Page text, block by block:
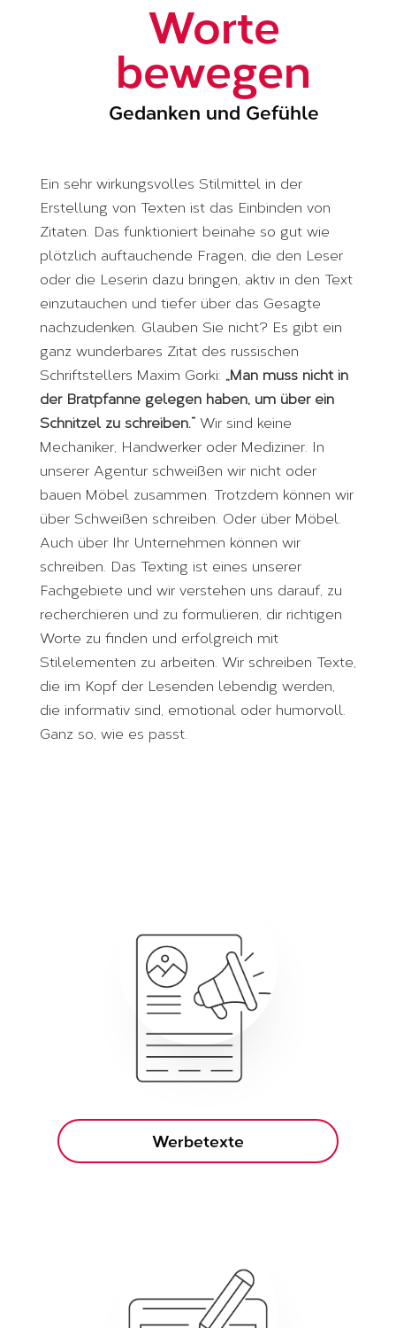
Worte
bewegen
Gedanken und Gefühle
Ein sehr wirkungsvolles Stilmittel in der
Erstellung von Texten ist das Einbinden von
Zitaten. Das funktioniert beinahe so gut wie
plötzlich auftauchende Fragen, die den Leser
oder die Leserin dazu bringen, aktiv in den Text
einzutauchen und tiefer über das Gesagte
nachzudenken. Glauben Sie nicht? Es gibt ein
ganz wunderbares Zitat des russischen
Schriftstellers Maxim Gorki: „Man muss nicht in
der Bratpfanne gelegen haben, um über ein
Schnitzel zu schreiben.“Wir sind keine
Mechaniker, Handwerker oder Mediziner. In
unserer Agentur schweißen wir nicht oder
bauen Möbel zusammen. Trotzdem können wir
über Schweißen schreiben. Oder über Möbel.
Auch über Ihr Unternehmen können wir
schreiben. Das Texting ist eines unserer
Fachgebiete und wir verstehen uns darauf, zu
recherchieren und zu formulieren, dir richtigen
Worte zu finden und erfolgreich mit
Stilelementen zu arbeiten. Wir schreiben Texte,
die im Kopf der Lesenden lebendig werden,
die informativ sind, emotional oder humorvoll.
Ganz so, wie es passt.
Werbetexte